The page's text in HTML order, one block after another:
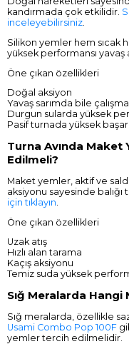
kandırmada çok etkilidir.
inceleyebilirsiniz
Silikon yemler hem sıcak
yüksek performansı
Öne çıkan özellikleri
Doğal aksiyon
Yavaş sarımda bile çalışma
Durgun sularda yüksek
Pasif turnada yüksek başarı
Turna Avında Maket
Edilmeli?
Maket yemler, aktif ve
aksiyonu sayesinde balığı
için tıklayın
Öne çıkan özellikleri
Uzak atış
Hızlı alan tarama
Kaçış aksiyonu
Temiz suda yüksek
Sığ Meralarda Hangi
Sığ meralarda, özellikle
Usami Combo Pop 100F
yemler tercih edilmelidir.